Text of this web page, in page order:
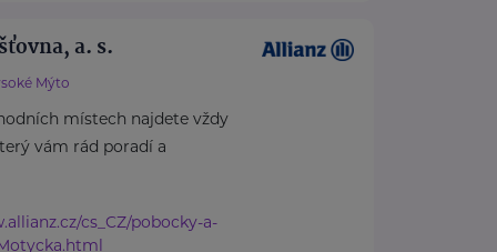
a. s.
Mýto
místech najdete vždy
vám rád poradí a
cs_CZ/pobocky-a-